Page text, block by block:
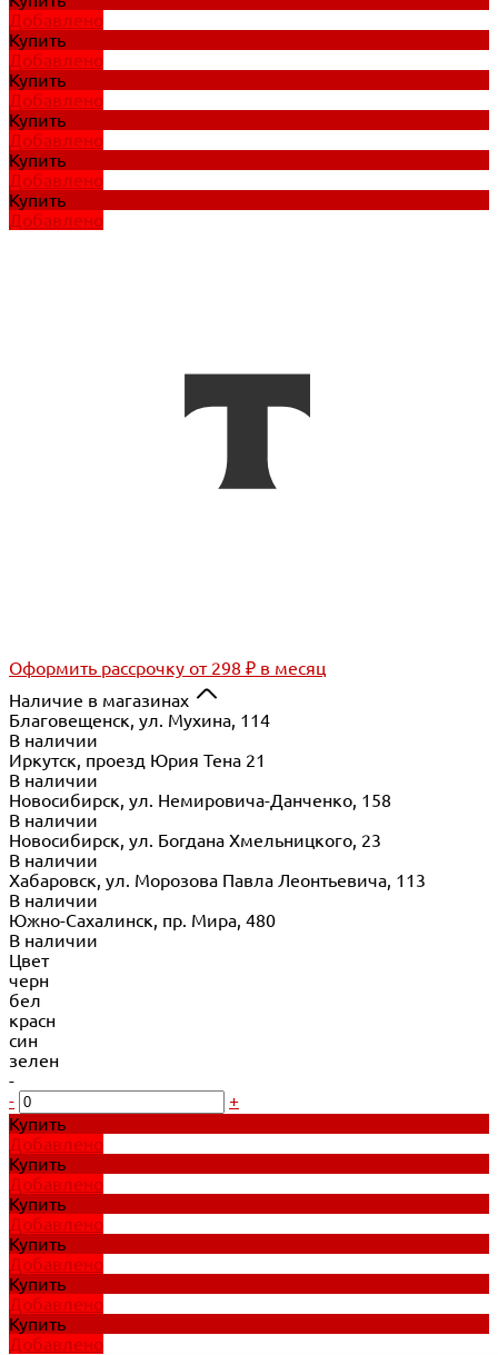
Добавлено
Купить
Добавлено
Купить
Добавлено
Купить
Добавлено
Купить
Добавлено
Купить
Добавлено
Оформить рассрочку от 298 ₽ в месяц
Наличие в магазинах
Благовещенск, ул. Мухина, 114
В наличии
Иркутск, проезд Юрия Тена 21
В наличии
Новосибирск, ул. Немировича-Данченко, 158
В наличии
Новосибирск, ул. Богдана Хмельницкого, 23
В наличии
Хабаровск, ул. Морозова Павла Леонтьевича, 113
В наличии
Южно-Сахалинск, пр. Мира, 480
В наличии
Цвет
черн
бел
красн
син
зелен
-
-
+
Купить
Добавлено
Купить
Добавлено
Купить
Добавлено
Купить
Добавлено
Купить
Добавлено
Купить
Добавлено